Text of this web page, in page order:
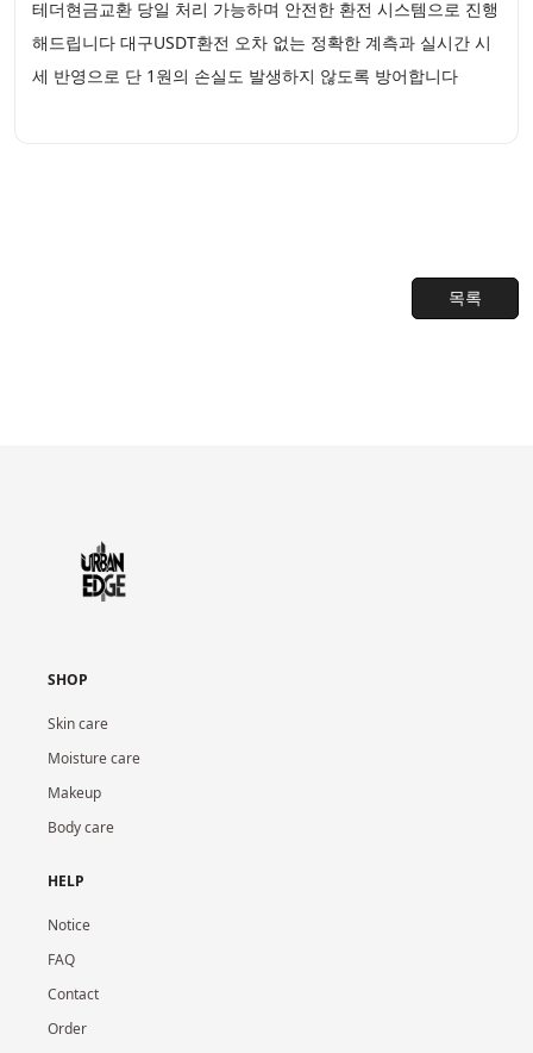
테더현금교환 당일 처리 가능하며 안전한 환전 시스템으로 진행
해드립니다 대구USDT환전 오차 없는 정확한 계측과 실시간 시
세 반영으로 단 1원의 손실도 발생하지 않도록 방어합니다
목록
SHOP
Skin care
Moisture care
Makeup
Body care
HELP
Notice
FAQ
Contact
Order